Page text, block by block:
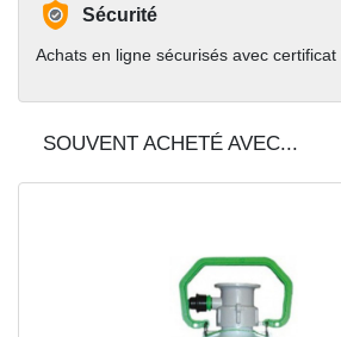
Sécurité
Achats en ligne sécurisés avec certificat
SOUVENT ACHETÉ AVEC...